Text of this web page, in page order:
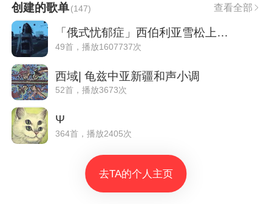
创建的歌单(147) 查看全部
「俄式忧郁症」西伯利亚雪松上的白鸟之歌
49首，播放1607737次
西域| 龟兹中亚新疆和声小调
52首，播放3673次
Ψ
364首，播放2405次
去TA的个人主页